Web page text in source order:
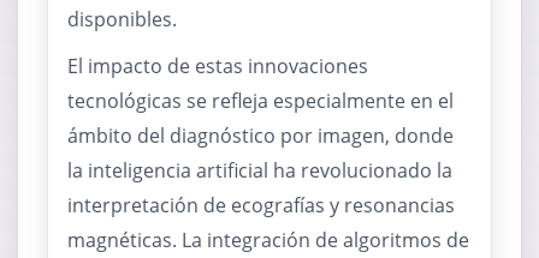
disponibles.
El impacto de estas innovaciones
tecnológicas se refleja especialmente en el
ámbito del diagnóstico por imagen, donde
la inteligencia artificial ha revolucionado la
interpretación de ecografías y resonancias
magnéticas. La integración de algoritmos de